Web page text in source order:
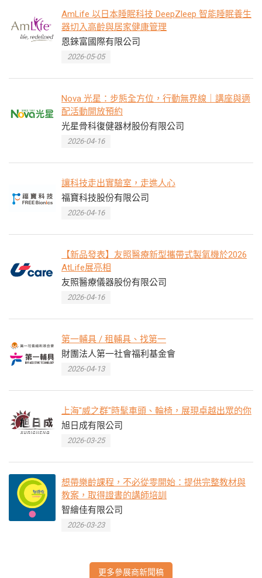
AmLife 以日本睡眠科技 DeepZleep 智能睡眠養生
器切入高齡與居家健康管理
恩錸富國際有限公司
2026-05-05
Nova 光星：步態全方位，行動無界線｜講座與適
配活動開放預約
光星骨科復健器材股份有限公司
2026-04-16
讓科技走出實驗室，走進人心
福寶科技股份有限公司
2026-04-16
【新品發表】友照醫療新型攜帶式製氧機於2026
AtLife展亮相
友照醫療儀器股份有限公司
2026-04-16
第一輔具 / 租輔具、找第一
財團法人第一社會福利基金會
2026-04-13
上海"威之群"時髦車頭、輪椅，展現卓越出眾的你
旭日成有限公司
2026-03-25
想帶樂齡課程，不必從零開始：提供完整教材與
教案，取得證書的講師培訓
智繪佳有限公司
2026-03-23
更多參展商新聞稿